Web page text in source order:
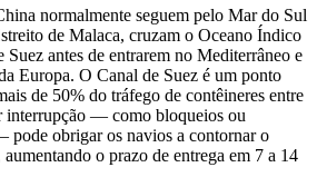
normalmente seguem pelo Mar do Sul
de Malaca, cruzam o Oceano Índico
Suez antes de entrarem no Mediterrâneo e
Europa. O Canal de Suez é um ponto
de 50% do tráfego de contêineres entre
interrupção — como bloqueios ou
pode obrigar os navios a contornar o
o prazo de entrega em 7 a 14